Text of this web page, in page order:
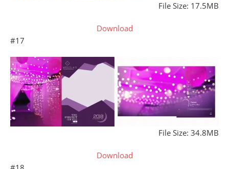
File Size: 17.5MB
Download
#17
File Size: 34.8MB
Download